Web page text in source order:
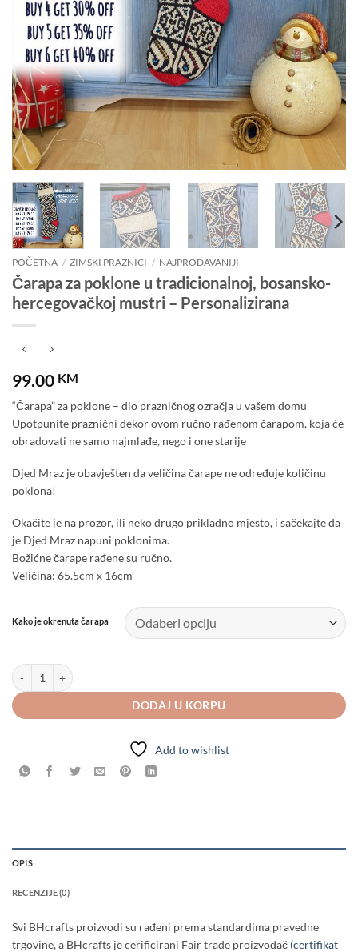
POČETNA / ZIMSKI PRAZNICI / NAJPRODAVANIJI
Čarapa za poklone u tradicionalnoj, bosansko-
hercegovačkoj mustri – Personalizirana
99.00 KM
“Čarapa” za poklone – dio prazničnog ozračja u vašem domu
Upotpunite praznični dekor ovom ručno rađenom čarapom, koja će
obradovati ne samo najmlađe, nego i one starije
Djed Mraz je obavješten da veličina čarape ne određuje količinu
poklona!
Okačite je na prozor, ili neko drugo prikladno mjesto, i sačekajte da
je Djed Mraz napuni poklonima.
Božićne čarape rađene su ručno.
Veličina: 65.5cm x 16cm
Kako je okrenuta čarapa
Čarapa za poklone u tradicionalnoj, bosansko-hercegovačkoj mustri -
DODAJ U KORPU
Add to wishlist
OPIS
RECENZIJE (0)
Svi BHcrafts proizvodi su rađeni prema standardima pravedne
trgovine, a BHcrafts je cerificirani Fair trade proizvođač (certifikat